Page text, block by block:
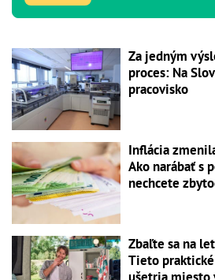
Za jedným
proces: Na
pracovisko
Inflácia
Ako narábať s
nechcete
Zbaľte sa na
Tieto